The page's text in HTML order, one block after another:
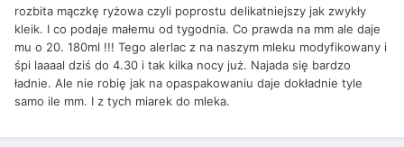
rozbita mączkę ryżowa czyli poprostu delikatniejszy jak zwykły
kleik. I co podaje małemu od tygodnia. Co prawda na mm ale daje
mu o 20. 180ml !!! Tego alerlac z na naszym mleku modyfikowany i
śpi laaaal dziś do 4.30 i tak kilka nocy już. Najada się bardzo
ładnie. Ale nie robię jak na opaspakowaniu daje dokładnie tyle
samo ile mm. I z tych miarek do mleka.